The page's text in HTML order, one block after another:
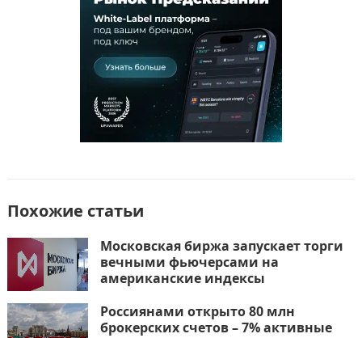
т
ь
Похожие статьи
Московская биржа запускает торги
вечными фьючерсами на
американские индексы
Россиянами открыто 80 млн
брокерских счетов – 7% активные